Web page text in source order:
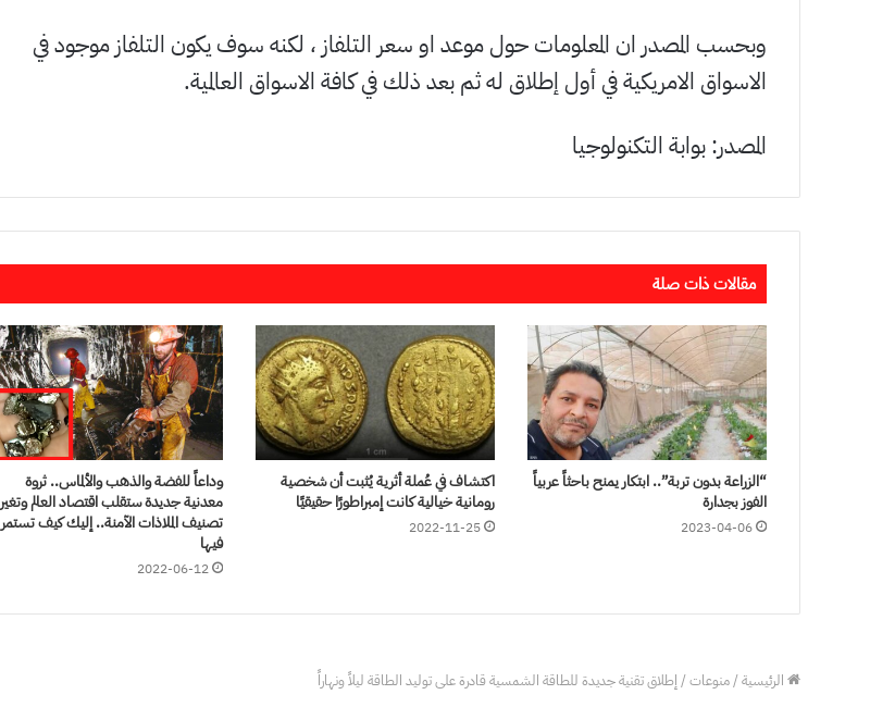
وبحسب المصدر ان المعلومات حول موعد او سعر التلفاز ، لكنه سوف يكون التلفاز موجود في
الاسواق الامريكية في أول إطلاق له ثم بعد ذلك في كافة الاسواق العالمية.
المصدر: بوابة التكنولوجيا
مقالات ذات صلة
“الزراعة بدون تربة”.. ابتكار يمنح باحثاً عربياً
الفوز بجدارة
2023-04-06
اكتشاف في عُملة أثرية يُثبت أن شخصية
رومانية خيالية كانت إمبراطورًا حقيقيًا
2022-11-25
وداعاً للفضة والذهب والألماس.. ثروة
معدنية جديدة ستقلب اقتصاد العالم وتغير
تصنيف الملاذات الآمنة.. إليك كيف تستمر
فيها
2022-06-12